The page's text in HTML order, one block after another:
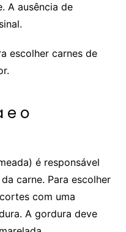
A ausência de
escolher carnes de
e o
é responsável
carne. Para escolher
com uma
A gordura deve